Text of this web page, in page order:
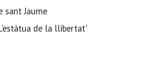
sant Jaume
de la llibertat'